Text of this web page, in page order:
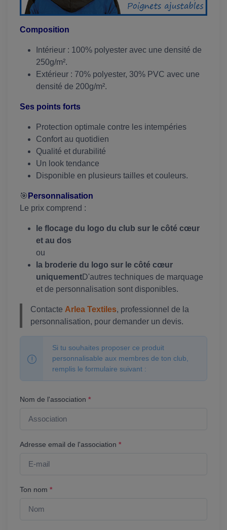
Composition
Intérieur : 100% polyester avec une densité de
250g/m².
Extérieur : 70% polyester, 30% PVC avec une
densité de 200g/m².
Ses points forts
Protection optimale contre les intempéries
Confort au quotidien
Qualité et durabilité
Un look tendance
Disponible en plusieurs tailles et couleurs.
🎯 Personnalisation
Le prix comprend :
le flocage du logo du club sur le côté cœur
et au dos
ou
la broderie du logo sur le côté cœur
uniquementD'autres techniques de marquage
et de personnalisation sont disponibles.
Contacte Arlea Textiles, professionnel de la
personnalisation, pour demander un devis.
Si tu souhaites proposer ce produit
personnalisable aux membres de ton club,
remplis le formulaire suivant :
Nom de l'association *
Adresse email de l'association *
Ton nom *